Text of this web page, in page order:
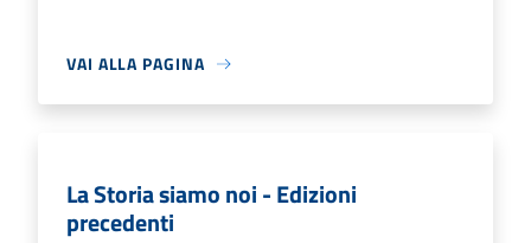
VAI ALLA PAGINA
La Storia siamo noi - Edizioni
precedenti